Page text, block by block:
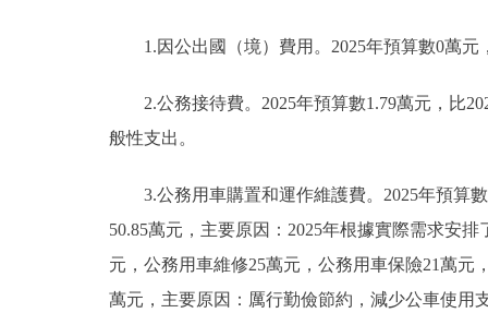
1.因公出國（境）費用。2025年預算數0萬元
2.公務接待費。2025年預算數1.79萬元，比
般性支出。
3.公務用車購置和運作維護費。2025年預算數
50.85萬元，主要原因：2025年根據實際需求安
元，公務用車維修25萬元，公務用車保險21萬元
萬元，主要原因：厲行勤儉節約，減少公車使用